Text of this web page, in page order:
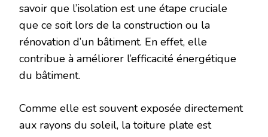
savoir que l’isolation est une étape cruciale
que ce soit lors de la construction ou la
rénovation d’un bâtiment. En effet, elle
contribue à améliorer l’efficacité énergétique
du bâtiment.
Comme elle est souvent exposée directement
aux rayons du soleil, la toiture plate est